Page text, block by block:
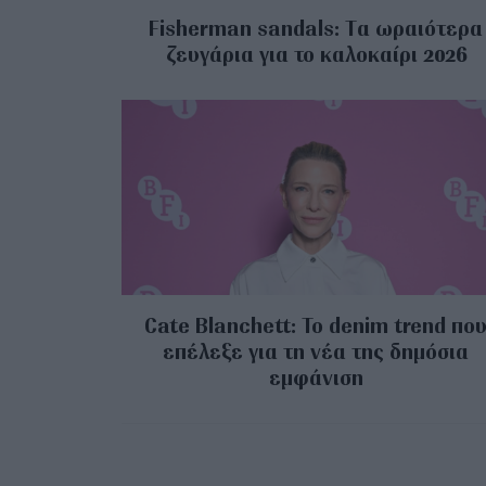
Fisherman sandals: Tα ωραιότερα
ζευγάρια για το καλοκαίρι 2026
Cate Blanchett: Το denim trend
επέλεξε για τη νέα της δημόσια
εμφάνιση